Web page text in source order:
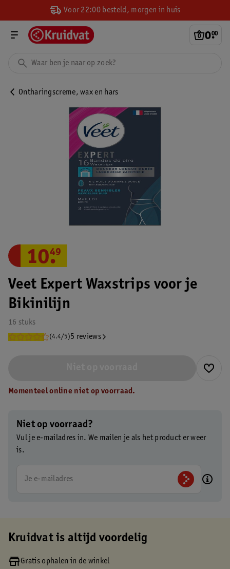
Voor 22:00 besteld, morgen in huis
0.
00
Ontharingscreme, wax en hars
Veet Expert Waxstrips voor je
Bikinilijn
16 stuks
(4.4/5)5 reviews
10.
49
Momenteel online niet op voorraad.
Niet op voorraad?
Vul je e-mailadres in. We mailen je als het product er weer
is.
Je e-mailadres
Kruidvat is altijd voordelig
Gratis ophalen in de winkel